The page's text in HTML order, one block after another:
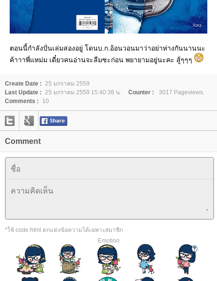
ตอนนี้กำลังปั่นเล่มสองอยู่ โดนบ.ก.อ้อนวอนมาว่าอย่าห่างกันนานนะ
ค้าาาพี่แหม่ม เดี๋ยวคนอ่านจะลืมซะก่อน พยายามอยู่นะคะ สู้ๆๆๆ
Create Date : 25 มกราคม 2559
Last Update : 25 มกราคม 2559 15:40:36 น. Counter :
3017 Pageviews.
Comments :
10
Comment
*ใช้ code html ตกแต่งข้อความได้เฉพาะสมาชิก
Emotion